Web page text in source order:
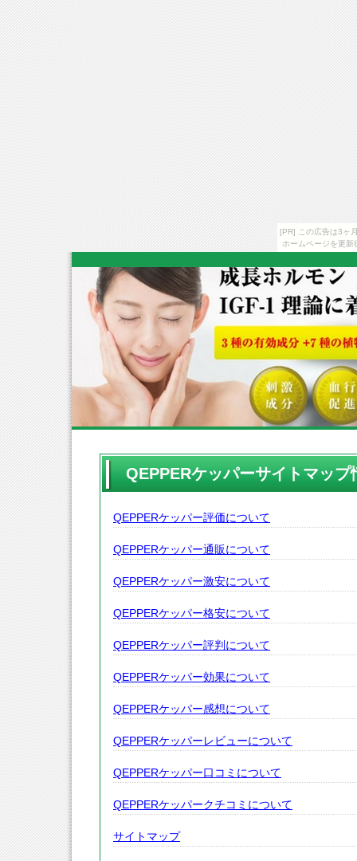
[PR] この広告は3ヶ
ホームページを更
QEPPERケッパーサイトマップ
QEPPERケッパー評価について
QEPPERケッパー通販について
QEPPERケッパー激安について
QEPPERケッパー格安について
QEPPERケッパー評判について
QEPPERケッパー効果について
QEPPERケッパー感想について
QEPPERケッパーレビューについて
QEPPERケッパー口コミについて
QEPPERケッパークチコミについて
サイトマップ